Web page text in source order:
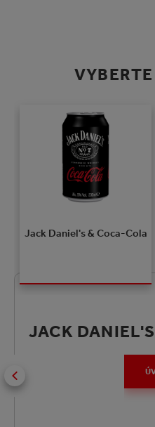
Jack Daniel's & Coca-Cola
JACK